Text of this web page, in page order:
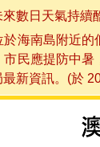
數日天氣持
海南島附近
民應提防中
新資訊。(於